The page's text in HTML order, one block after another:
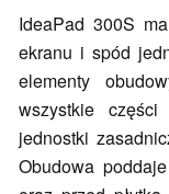
IdeaPad 300S
ekranu i spód
elementy
wszystkie
jednostki
Obudowa